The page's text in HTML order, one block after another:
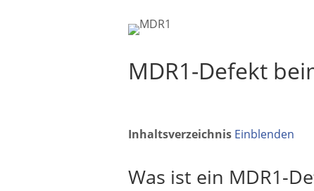
MDR1-Defekt
Inhaltsverzeichnis Einblenden
Was ist ein MDR1-